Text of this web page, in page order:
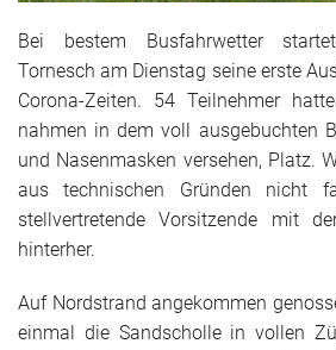
Bei bestem Busfahrwetter
Tornesch am Dienstag seine erste
Corona-Zeiten. 54 Teilnehmer
nahmen in dem voll ausgebuchten
und Nasenmasken versehen, Platz.
aus technischen Gründen nicht
stellvertretende Vorsitzende mit
hinterher.
Auf Nordstrand angekommen
einmal die Sandscholle in vollen